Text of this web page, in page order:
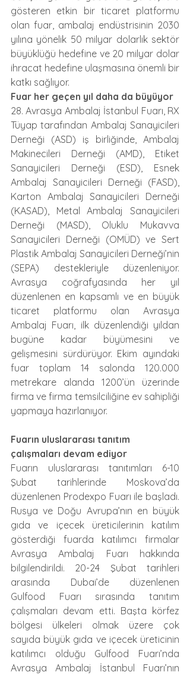
gösteren etkin bir ticaret platformu
olan fuar, ambalaj endüstrisinin 2030
yılına yönelik 50 milyar dolarlık sektör
büyüklüğü hedefine ve 20 milyar dolar
ihracat hedefine ulaşmasına önemli bir
katkı sağlıyor.
Fuar her geçen yıl daha da büyüyor
28. Avrasya Ambalaj İstanbul Fuarı, RX
Tüyap tarafından Ambalaj Sanayicileri
Derneği (ASD) iş birliğinde, Ambalaj
Makinecileri Derneği (AMD), Etiket
Sanayicileri Derneği (ESD), Esnek
Ambalaj Sanayicileri Derneği (FASD),
Karton Ambalaj Sanayicileri Derneği
(KASAD), Metal Ambalaj Sanayicileri
Derneği (MASD), Oluklu Mukavva
Sanayicileri Derneği (OMÜD) ve Sert
Plastik Ambalaj Sanayicileri Derneği’nin
(SEPA) destekleriyle düzenleniyor.
Avrasya coğrafyasında her yıl
düzenlenen en kapsamlı ve en büyük
ticaret platformu olan Avrasya
Ambalaj Fuarı, ilk düzenlendiği yıldan
bugüne kadar büyümesini ve
gelişmesini sürdürüyor. Ekim ayındaki
fuar toplam 14 salonda 120.000
metrekare alanda 1200’ün üzerinde
firma ve firma temsilciliğine ev sahipliği
yapmaya hazırlanıyor.
Fuarın uluslararası tanıtım
çalışmaları devam ediyor
Fuarın uluslararası tanıtımları 6-10
Şubat tarihlerinde Moskova’da
düzenlenen Prodexpo Fuarı ile başladı.
Rusya ve Doğu Avrupa’nın en büyük
gıda ve içecek üreticilerinin katılım
gösterdiği fuarda katılımcı firmalar
Avrasya Ambalaj Fuarı hakkında
bilgilendirildi. 20-24 Şubat tarihleri
arasında Dubai’de düzenlenen
Gulfood Fuarı sırasında tanıtım
çalışmaları devam etti. Başta körfez
bölgesi ülkeleri olmak üzere çok
sayıda büyük gıda ve içecek üreticinin
katılımcı olduğu Gulfood Fuarı’nda
Avrasya Ambalaj İstanbul Fuarı’nın